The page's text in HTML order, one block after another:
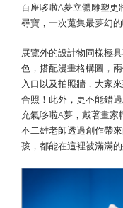
百座哆啦A夢立體雕塑
尋寶，一次蒐集最夢幻
展覽外的設計物同樣極
色，搭配漫畫格構圖，
入口以及拍照牆，大家
合照！此外，更不能錯
充氣哆啦A夢，戴著畫家
不二雄老師透過創作帶
孩，都能在這裡被滿滿